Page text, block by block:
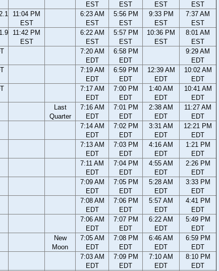
EST
EST
EST
EST
11:04 PM
EST
6:23 AM
EST
5:56 PM
EST
9:33 PM
EST
7:37 AM
EST
11:42 PM
EST
6:22 AM
EST
5:57 PM
EST
10:36 PM
EST
8:01 AM
EST
7:20 AM
EDT
6:58 PM
EDT
9:29 AM
EDT
7:19 AM
EDT
6:59 PM
EDT
12:39 AM
EDT
10:02 AM
EDT
7:17 AM
EDT
7:00 PM
EDT
1:40 AM
EDT
10:41 AM
EDT
Last
Quarter
7:16 AM
EDT
7:01 PM
EDT
2:38 AM
EDT
11:27 AM
EDT
7:14 AM
EDT
7:02 PM
EDT
3:31 AM
EDT
12:21 PM
EDT
7:13 AM
EDT
7:03 PM
EDT
4:16 AM
EDT
1:21 PM
EDT
7:11 AM
EDT
7:04 PM
EDT
4:55 AM
EDT
2:26 PM
EDT
7:09 AM
EDT
7:05 PM
EDT
5:28 AM
EDT
3:33 PM
EDT
7:08 AM
EDT
7:06 PM
EDT
5:57 AM
EDT
4:41 PM
EDT
7:06 AM
EDT
7:07 PM
EDT
6:22 AM
EDT
5:49 PM
EDT
New
Moon
7:05 AM
EDT
7:08 PM
EDT
6:46 AM
EDT
6:59 PM
EDT
7:03 AM
EDT
7:09 PM
EDT
7:10 AM
EDT
8:10 PM
EDT